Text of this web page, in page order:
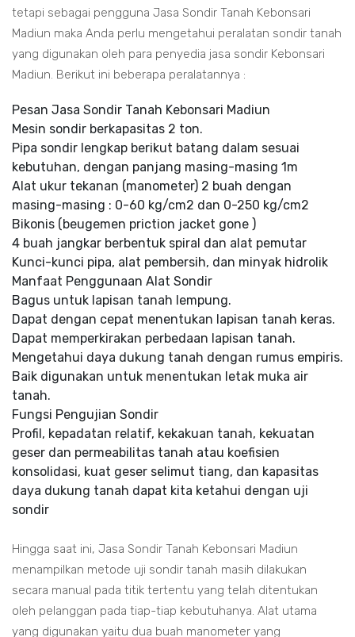
tetapi sebagai pengguna Jasa Sondir Tanah Kebonsari
Madiun maka Anda perlu mengetahui peralatan sondir tanah
yang digunakan oleh para penyedia jasa sondir Kebonsari
Madiun. Berikut ini beberapa peralatannya :
Pesan Jasa Sondir Tanah Kebonsari Madiun
Mesin sondir berkapasitas 2 ton.
Pipa sondir lengkap berikut batang dalam sesuai
kebutuhan, dengan panjang masing-masing 1m
Alat ukur tekanan (manometer) 2 buah dengan
masing-masing : 0-60 kg/cm2 dan 0-250 kg/cm2
Bikonis (beugemen priction jacket gone )
4 buah jangkar berbentuk spiral dan alat pemutar
Kunci-kunci pipa, alat pembersih, dan minyak hidrolik
Manfaat Penggunaan Alat Sondir
Bagus untuk lapisan tanah lempung.
Dapat dengan cepat menentukan lapisan tanah keras.
Dapat memperkirakan perbedaan lapisan tanah.
Mengetahui daya dukung tanah dengan rumus empiris.
Baik digunakan untuk menentukan letak muka air
tanah.
Fungsi Pengujian Sondir
Profil, kepadatan relatif, kekakuan tanah, kekuatan
geser dan permeabilitas tanah atau koefisien
konsolidasi, kuat geser selimut tiang, dan kapasitas
daya dukung tanah dapat kita ketahui dengan uji
sondir
Hingga saat ini, Jasa Sondir Tanah Kebonsari Madiun
menampilkan metode uji sondir tanah masih dilakukan
secara manual pada titik tertentu yang telah ditentukan
oleh pelanggan pada tiap-tiap kebutuhanya. Alat utama
yang digunakan yaitu dua buah manometer yang